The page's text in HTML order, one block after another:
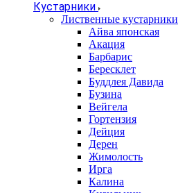
Кустарники
Лиственные кустарники
Айва японская
Акация
Барбарис
Бересклет
Буддлея Давида
Бузина
Вейгела
Гортензия
Дейция
Дерен
Жимолость
Ирга
Калина